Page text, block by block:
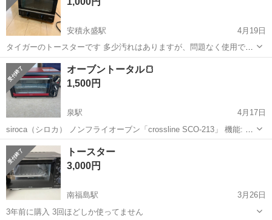
安積永盛駅
4月19日
タイガーのトースターです 多少汚れはありますが、問題なく使用でき
ます。
福島 郡山市 安積永盛駅
オーブントータル🍞
1,500円
泉駅
4月17日
siroca（シロカ） ノンフライオーブン「crossline SCO-213」 機能: 熱
風を対流させるコンベクション機能により、 油を使わずにヘルシーな
揚げ物調理が可能。 調理: 揚げ物だけでなく、オーブン料理...
福島 いわき市 泉駅
トースター
3,000円
南福島駅
3月26日
3年前に購入 3回ほどしか使ってません